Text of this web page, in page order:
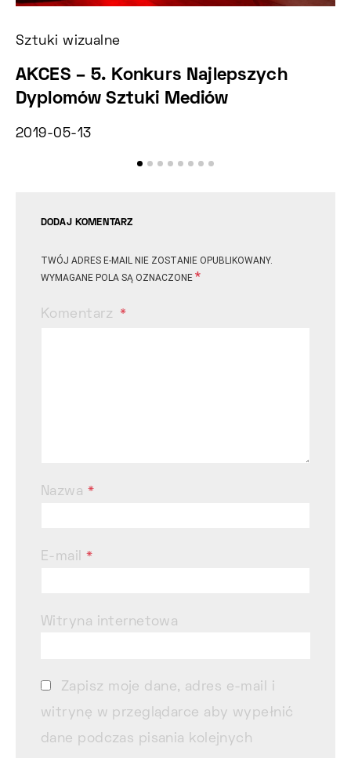
Sztuki wizualne
AKCES – 5. Konkurs Najlepszych
Dyplomów Sztuki Mediów
2019-05-13
DODAJ KOMENTARZ
TWÓJ ADRES E-MAIL NIE ZOSTANIE OPUBLIKOWANY.
WYMAGANE POLA SĄ OZNACZONE *
Komentarz
Nazwa *
E-mail*
Witryna internetowa
Zapisz moje dane, adres e-mail i
witrynę w przeglądarce aby wypełnić
dane podczas pisania kolejnych